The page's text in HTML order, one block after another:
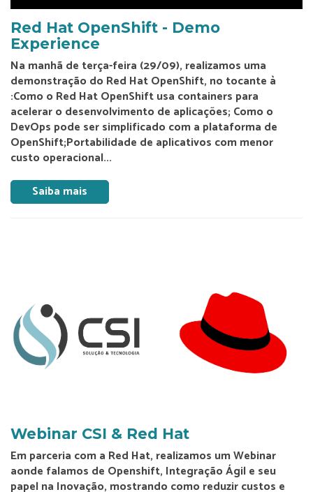
Red Hat OpenShift - Demo
Experience
Na manhã de terça-feira (29/09), realizamos uma
demonstração do Red Hat OpenShift, no tocante à
:Como o Red Hat OpenShift usa containers para
acelerar o desenvolvimento de aplicações; Como o
DevOps pode ser simplificado com a plataforma de
OpenShift;Portabilidade de aplicativos com menor
custo operacional...
Saiba mais
Webinar CSI & Red Hat
Em parceria com a Red Hat, realizamos um Webinar
aonde falamos de Openshift, Integração Ágil e seu
papel na Inovação, mostrando como reduzir custos e